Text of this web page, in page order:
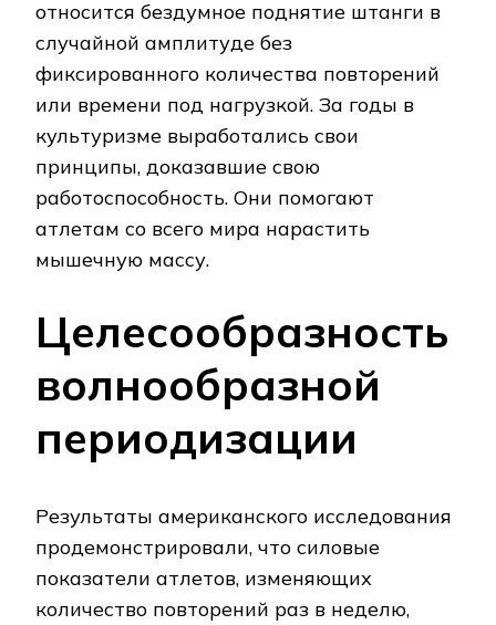
относится бездумное поднятие штанги в
случайной амплитуде без
фиксированного количества повторений
или времени под нагрузкой. За годы в
культуризме выработались свои
принципы, доказавшие свою
работоспособность. Они помогают
атлетам со всего мира нарастить
мышечную массу.
Целесообразность
волнообразной
периодизации
Результаты американского исследования
продемонстрировали, что силовые
показатели атлетов, изменяющих
количество повторений раз в неделю,